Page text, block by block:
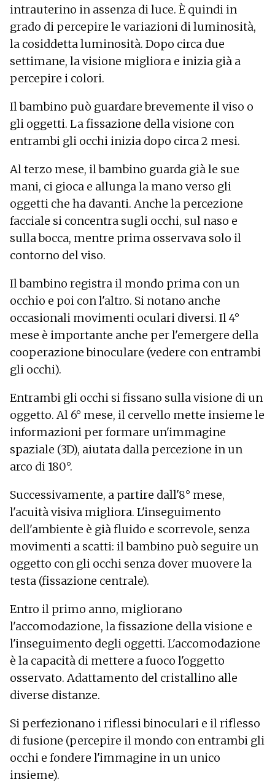
intrauterino in assenza di luce. È quindi in
grado di percepire le variazioni di luminosità,
la cosiddetta luminosità. Dopo circa due
settimane, la visione migliora e inizia già a
percepire i colori.
Il bambino può guardare brevemente il viso o
gli oggetti. La fissazione della visione con
entrambi gli occhi inizia dopo circa 2 mesi.
Al terzo mese, il bambino guarda già le sue
mani, ci gioca e allunga la mano verso gli
oggetti che ha davanti. Anche la percezione
facciale si concentra sugli occhi, sul naso e
sulla bocca, mentre prima osservava solo il
contorno del viso.
Il bambino registra il mondo prima con un
occhio e poi con l'altro. Si notano anche
occasionali movimenti oculari diversi. Il 4°
mese è importante anche per l'emergere della
cooperazione binoculare (vedere con entrambi
gli occhi).
Entrambi gli occhi si fissano sulla visione di un
oggetto. Al 6° mese, il cervello mette insieme le
informazioni per formare un'immagine
spaziale (3D), aiutata dalla percezione in un
arco di 180°.
Successivamente, a partire dall'8° mese,
l'acuità visiva migliora. L'inseguimento
dell'ambiente è già fluido e scorrevole, senza
movimenti a scatti: il bambino può seguire un
oggetto con gli occhi senza dover muovere la
testa (fissazione centrale).
Entro il primo anno, migliorano
l'accomodazione, la fissazione della visione e
l'inseguimento degli oggetti. L'accomodazione
è la capacità di mettere a fuoco l'oggetto
osservato. Adattamento del cristallino alle
diverse distanze.
Si perfezionano i riflessi binoculari e il riflesso
di fusione (percepire il mondo con entrambi gli
occhi e fondere l'immagine in un unico
insieme).